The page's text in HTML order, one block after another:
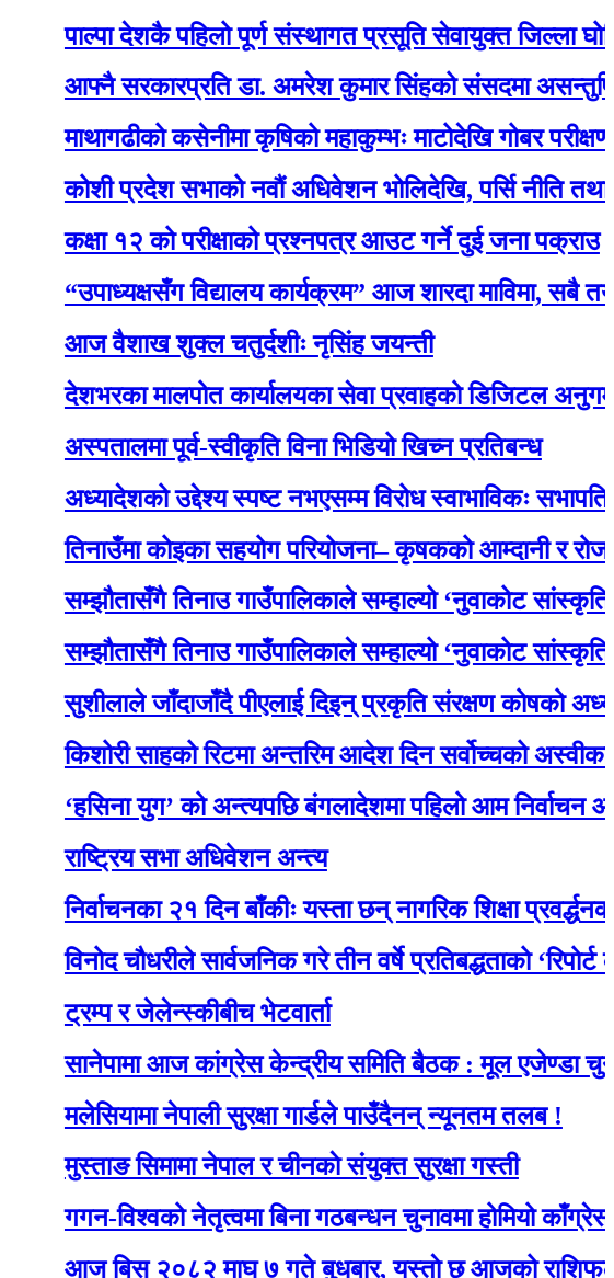
पाल्पा देशकै पहिलो पूर्ण संस्थागत प्रसूति सेवायुक्त जिल्ला घोषित
आफ्नै सरकारप्रति डा. अमरेश कुमार सिंहको संसदमा असन्तुष्टि
माथागढीको कसेनीमा कृषिको महाकुम्भः माटोदेखि गोबर परीक्षणसम्म
कोशी प्रदेश सभाको नवौं अधिवेशन भोलिदेखि, पर्सि नीति तथा
कक्षा १२ को परीक्षाको प्रश्नपत्र आउट गर्ने दुई जना पक्राउ
“उपाध्यक्षसँग विद्यालय कार्यक्रम” आज शारदा माविमा, सबै तयारी
आज वैशाख शुक्ल चतुर्दशीः नृसिंह जयन्ती
देशभरका मालपोत कार्यालयका सेवा प्रवाहको डिजिटल अनुगमन सुरु,
अस्पतालमा पूर्व-स्वीकृति विना भिडियो खिच्न प्रतिबन्ध
अध्यादेशको उद्देश्य स्पष्ट नभएसम्म विरोध स्वाभाविकः सभापति
तिनाउँमा कोइका सहयोग परियोजना– कृषकको आम्दानी र रोजगारमा
सम्झौतासँगै तिनाउ गाउँपालिकाले सम्हाल्यो ‘नुवाकोट सांस्कृतिक धरोहर
सम्झौतासँगै तिनाउ गाउँपालिकाले सम्हाल्यो ‘नुवाकोट सांस्कृतिक धरोहर
सुशीलाले जाँदाजाँदै पीएलाई दिइन् प्रकृति संरक्षण कोषको अध्यक्षमा
किशोरी साहको रिटमा अन्तरिम आदेश दिन सर्वोच्चको अस्वीकार,
‘हसिना युग’ को अन्त्यपछि बंगलादेशमा पहिलो आम निर्वाचन आज
राष्ट्रिय सभा अधिवेशन अन्त्य
निर्वाचनका २१ दिन बाँकीः यस्ता छन् नागरिक शिक्षा प्रवर्द्धनका लागि
विनोद चौधरीले सार्वजनिक गरे तीन वर्षे प्रतिबद्धताको ‘रिपोर्ट कार्ड’
ट्रम्प र जेलेन्स्कीबीच भेटवार्ता
सानेपामा आज कांग्रेस केन्द्रीय समिति बैठक : मूल एजेण्डा चुनाव
मलेसियामा नेपाली सुरक्षा गार्डले पाउँदैनन् न्यूनतम तलब !
मुस्ताङ सिमामा नेपाल र चीनकाे संयुक्त सुरक्षा गस्ती
गगन-विश्वको नेतृत्वमा बिना गठबन्धन चुनावमा होमियो काँग्रेस
आज बिस २०८२ माघ ७ गते बुधबार, यस्ताे छ आजको राशिफल